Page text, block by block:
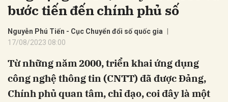
bước tiến đến chính phủ số
Nguyễn Phú Tiến - Cục Chuyển đổi số quốc gia
17/08/2023 08:00
Từ những năm 2000, triển khai ứng dụng
công nghệ thông tin (CNTT) đã được Đảng,
Chính phủ quan tâm, chỉ đạo, coi đây là một
Hủy Gửi